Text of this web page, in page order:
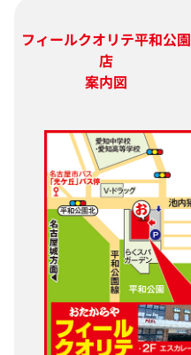
フィールクオリテ平和公園
店
案内図